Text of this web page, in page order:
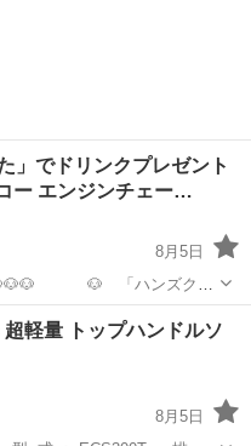
」でドリンクプレゼント
ー エンジンチェー…
8月5日
クラ
商品ご購入時にスタッフ
軽量 トップハンドルソ
8月5日